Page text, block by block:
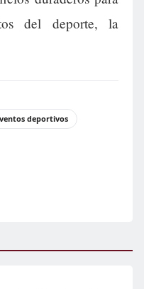
del deporte, la
deportivos